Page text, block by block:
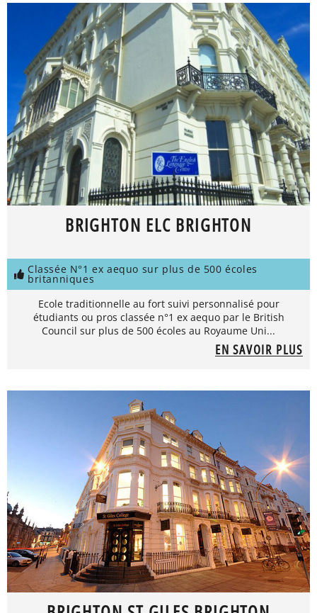
BRIGHTON ELC BRIGHTON
Classée N°1 ex aequo sur plus de 500 écoles
britanniques
Ecole traditionnelle au fort suivi personnalisé pour
étudiants ou pros classée n°1 ex aequo par le British
Council sur plus de 500 écoles au Royaume Uni...
EN SAVOIR PLUS